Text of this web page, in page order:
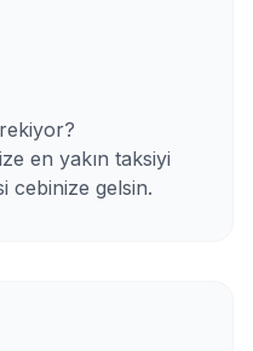
en yakın taksiyi
cebinize gelsin.